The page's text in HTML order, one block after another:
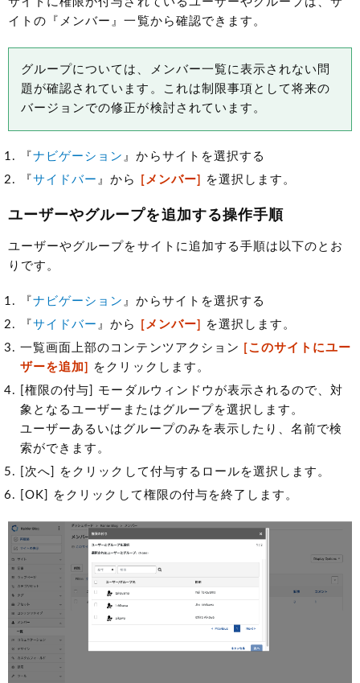
イトの『メンバー』一覧から確認できます。
グループについては、メンバー一覧に表示されない問
題が確認されています。これは制限事項として将来の
バージョンでの修正が検討されています。
『ナビゲーション 』からサイトを選択する
『サイドバー 』から [メンバー] を選択します。
ユーザーやグループを追加する操作手順
ユーザーやグループをサイトに追加する手順は以下のとお
りです。
『ナビゲーション 』からサイトを選択する
『サイドバー 』から [メンバー]
を選択します。
一覧画面上部のコンテンツアクション
[このサイトにユー
ザーを追加]
をクリックします。
[権限の付与] モーダルウィンドウが表示されるので、対
象となるユーザーまたはグループを選択します。
ユーザーあるいはグループのみを表示したり、名前で検
索ができます。
[次へ] をクリックして付与するロールを選択します。
[OK] をクリックして権限の付与を終了します。